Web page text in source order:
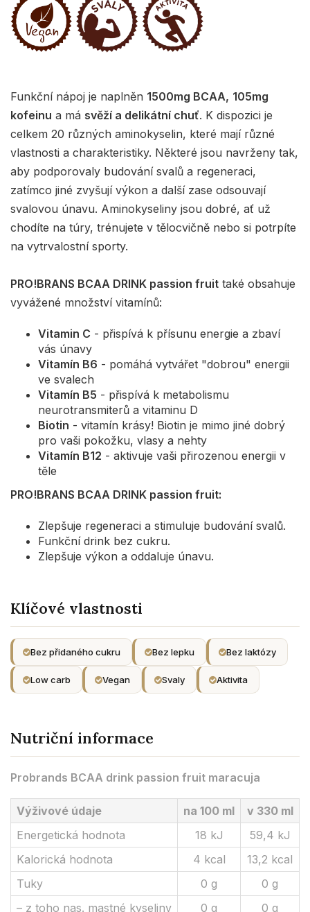
Funkční nápoj je naplněn 1500mg BCAA, 105mg
kofeinu a má svěží a delikátní chuť. K dispozici je
celkem 20 různých aminokyselin, které mají různé
vlastnosti a charakteristiky. Některé jsou navrženy tak,
aby podporovaly budování svalů a regeneraci,
zatímco jiné zvyšují výkon a další zase odsouvají
svalovou únavu. Aminokyseliny jsou dobré, ať už
chodíte na túry, trénujete v tělocvičně nebo si potrpíte
na vytrvalostní sporty.
PRO!BRANS BCAA DRINK passion fruit také obsahuje
vyvážené množství vitamínů:
Vitamin C - přispívá k přísunu energie a zbaví
vás únavy
Vitamín B6 - pomáhá vytvářet "dobrou" energii
ve svalech
Vitamín B5 - přispívá k metabolismu
neurotransmiterů a vitaminu D
Biotin - vitamín krásy! Biotin je mimo jiné dobrý
pro vaši pokožku, vlasy a nehty
Vitamín B12 - aktivuje vaši přirozenou energii v
těle
PRO!BRANS BCAA DRINK passion fruit:
Zlepšuje regeneraci a stimuluje budování svalů.
Funkční drink bez cukru.
Zlepšuje výkon a oddaluje únavu.
Klíčové vlastnosti
Bez přidaného cukru Bez lepku Bez laktózy
Low carb Vegan Svaly Aktivita
Nutriční informace
Probrands BCAA drink passion fruit maracuja
Výživové údaje na 100 ml
v 330 ml
Energetická hodnota
18 kJ
59,4 kJ
Kalorická hodnota
4 kcal
13,2 kcal
Tuky
0 g
0 g
– z toho nas. mastné kyseliny
0 g 0 g